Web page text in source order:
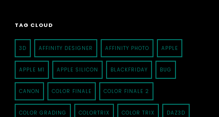
TAG CLOUD
3D AFFINITY DESIGNER AFFINITY PHOTO APPLE
APPLE M1 APPLE SILICON BLACKFRIDAY BUG
CANON COLOR FINALE COLOR FINALE 2
COLOR GRADING COLORTRIX COLOR TRIX DAZ3D